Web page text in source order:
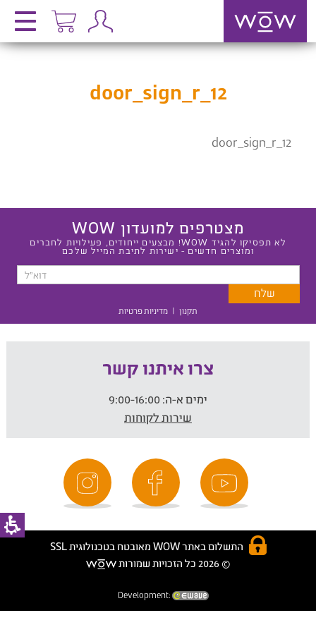
door_sign_r_12
door_sign_r_12
מצטרפים למועדון WOW
לא תפסיקו להגיד WOW! מבצעים ייחודים, פעילויות לחברים
ומוצרים חדשים - ישירות לתיבת המייל שלכם
תקנון | מדיניות פרטיות
צרו איתנו קשר
ימים א-ה:
שירות לקוחות
התשלום באתר WOW מאובטח בטכנולוגית SSL
© 2026 כל הזכויות שמורות
Development: